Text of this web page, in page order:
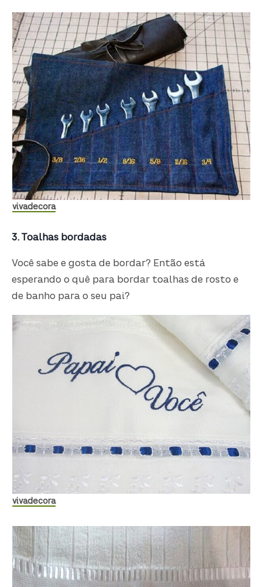
vivadecora
3. Toalhas bordadas
Você sabe e gosta de bordar? Então está
esperando o quê para bordar toalhas de rosto e
de banho para o seu pai?
vivadecora